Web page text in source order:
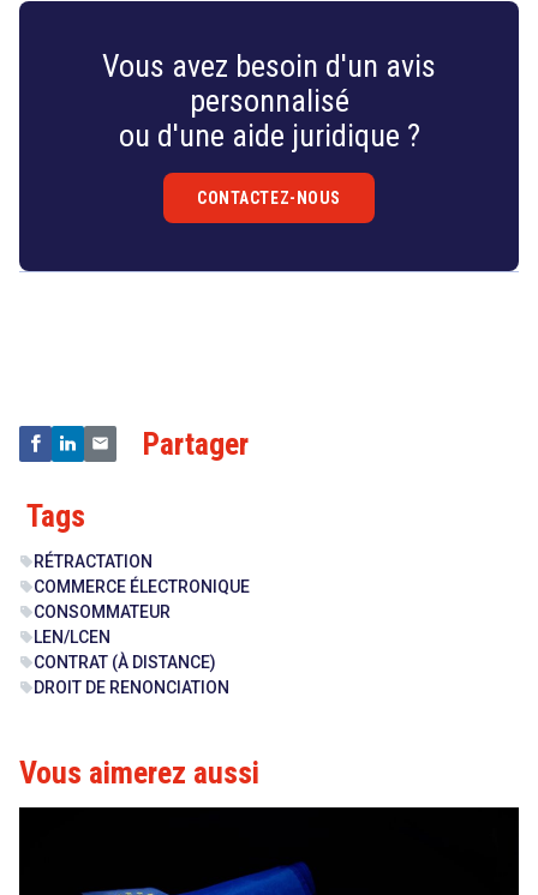
Vous avez besoin d'un avis
personnalisé
ou d'une aide juridique ?
CONTACTEZ-NOUS
Partager
Tags
sell RÉTRACTATION
sellCOMMERCE ÉLECTRONIQUE
sellCONSOMMATEUR
sell LEN/LCEN
sellCONTRAT (À DISTANCE)
sell DROIT DE RENONCIATION
Vous aimerez aussi